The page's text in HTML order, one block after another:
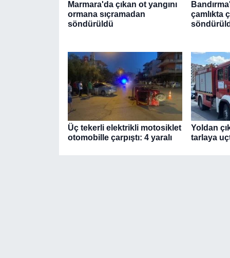
Marmara'da çıkan ot yangını
ormana sıçramadan
söndürüldü
çamlıkta
Üç tekerli elektrikli motosiklet
otomobille çarpıştı: 4 yaralı
Yoldan
tarlaya